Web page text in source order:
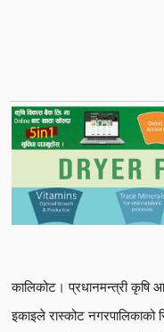
कालिकोट। प्रधानमन्त्री कृषि
इकाइले रास्कोट नगरपालिकाको